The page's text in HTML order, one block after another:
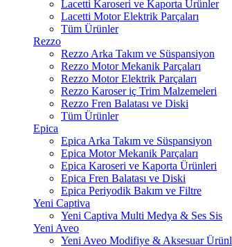
Lacetti Karoseri ve Kaporta Ürünler
Lacetti Motor Elektrik Parçaları
Tüm Ürünler
Rezzo
Rezzo Arka Takım ve Süspansiyon
Rezzo Motor Mekanik Parçaları
Rezzo Motor Elektrik Parçaları
Rezzo Karoser iç Trim Malzemeleri
Rezzo Fren Balatası ve Diski
Tüm Ürünler
Epica
Epica Arka Takım ve Süspansiyon
Epica Motor Mekanik Parçaları
Epica Karoseri ve Kaporta Ürünleri
Epica Fren Balatası ve Diski
Epica Periyodik Bakım ve Filtre
Yeni Captiva
Yeni Captiva Multi Medya & Ses Sis
Yeni Aveo
Yeni Aveo Modifiye & Aksesuar Ürünl